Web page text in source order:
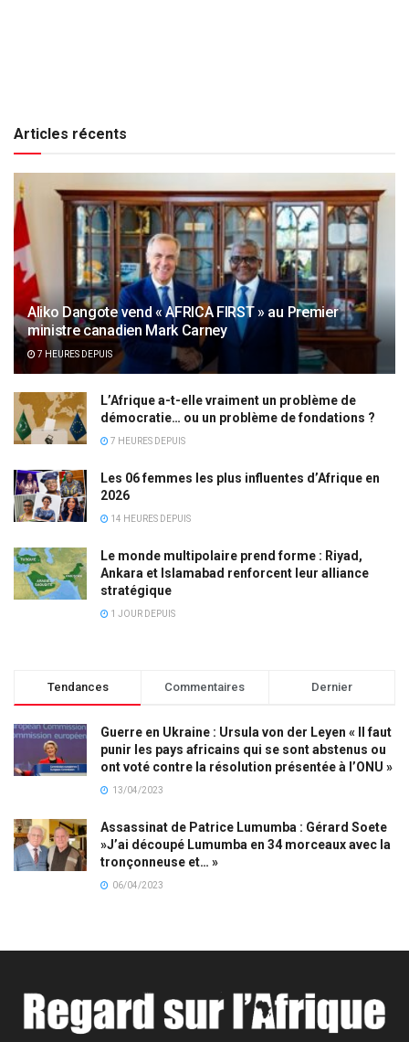
Articles récents
Aliko Dangote vend « AFRICA FIRST » au Premier
ministre canadien Mark Carney
7 HEURES DEPUIS
L’Afrique a-t-elle vraiment un problème de
démocratie… ou un problème de fondations ?
7 HEURES DEPUIS
Les 06 femmes les plus influentes d’Afrique en
2026
14 HEURES DEPUIS
Le monde multipolaire prend forme : Riyad,
Ankara et Islamabad renforcent leur alliance
stratégique
1 JOUR DEPUIS
Tendances Commentaires Dernier
Guerre en Ukraine : Ursula von der Leyen « Il faut
punir les pays africains qui se sont abstenus ou
ont voté contre la résolution présentée à l’ONU »
13/04/2023
Assassinat de Patrice Lumumba : Gérard Soete
»J’ai découpé Lumumba en 34 morceaux avec la
tronçonneuse et… »
06/04/2023